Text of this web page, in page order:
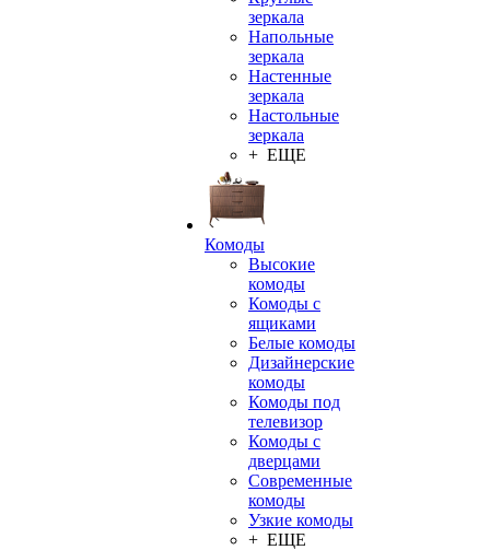
зеркала
Напольные
зеркала
Настенные
зеркала
Настольные
зеркала
+ ЕЩЕ
Комоды
Высокие
комоды
Комоды с
ящиками
Белые комоды
Дизайнерские
комоды
Комоды под
телевизор
Комоды с
дверцами
Современные
комоды
Узкие комоды
+ ЕЩЕ